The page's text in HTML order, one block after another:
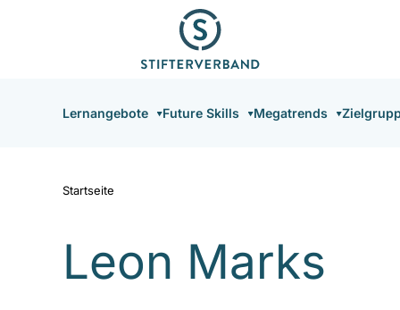
Hauptnavigation
Lernangebote Future Skills Megatrends
Startseite
Leon Marks